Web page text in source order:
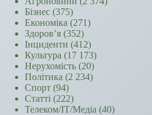
Бізнес (375)
Економіка (271)
Здоров’я (352)
Інциденти (412)
Культура (17 173)
Нерухомість (20)
Політика (2 234)
Спорт (94)
Статті (222)
Телеком/ІТ/Медіа (40)